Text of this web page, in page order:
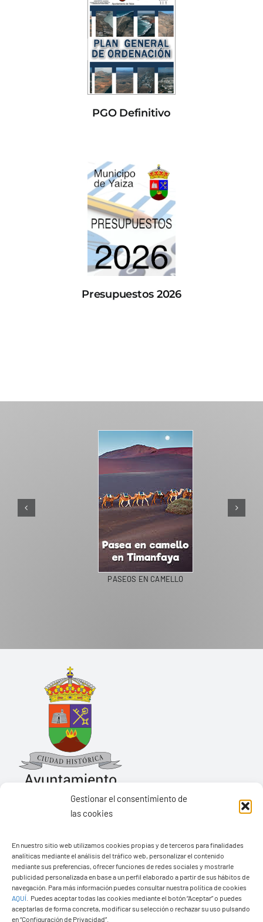
Gestionar el consentimiento de
las cookies
En nuestro sitio web utilizamos cookies propias y de terceros para finalidades
analíticas mediante el análisis del tráfico web, personalizar el contenido
mediante sus preferencias, ofrecer funciones de redes sociales y mostrarle
publicidad personalizada en base a un perfil elaborado a partir de sus hábitos de
navegación. Para más información puedes consultar nuestra política de cookies
AQUÍ
Puedes aceptar todas las cookies mediante el botón “Aceptar” o puedes
aceptarlas de forma concreta, modificar su selección o rechazar su uso pulsando
en “Configuración de Privacidad”.
PGO Definitivo
Presupuestos 2026
PASEOS EN CAMELLO
Pza. de Los Remedios, 1
35570 – Yaiza
Tel:928 83 62 20